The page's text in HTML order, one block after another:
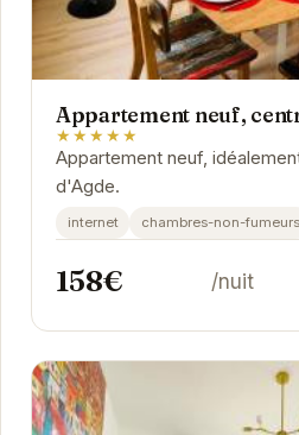
Appartement neuf,
★★★★★
Appartement neuf,
d'Agde.
internet chambres-non-fumeurs
158€ /nuit